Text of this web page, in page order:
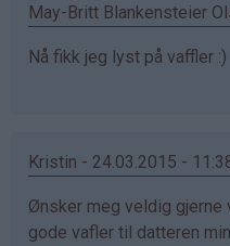
May-Britt Blankensteier
Nå fikk jeg lyst på vaffler :)
Kristin - 24.03.2015 -
Ønsker meg veldig gjerne
gode vafler til datteren